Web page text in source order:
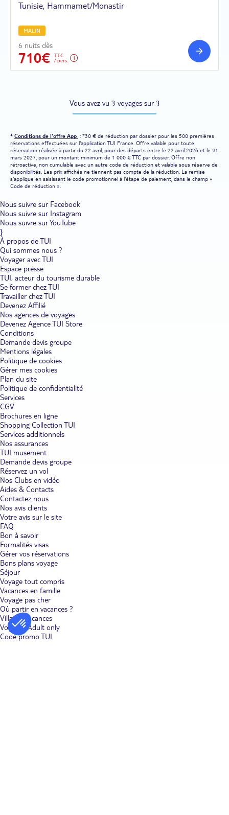
Tunisie, Hammamet/Monastir
MALIN
6 nuits dès
710€
TTC
/ pers.
Vous avez vu 3 voyages sur 3
* Conditions de l'offre App : *30 € de réduction par dossier pour les 500 premières
réservations effectuées sur l'application TUI France. Offre valable pour toute
réservation réalisée à partir du 22 avril, pour des départs entre le 22 avril 2026 et le 31
mars 2027, pour un montant minimum de 1 000 € TTC par dossier. Offre non
rétroactive, non cumulable avec un autre code de réduction et valable sous réserve de
disponibilités. Les prix affichés ne tiennent pas compte de la réduction. La remise
s'applique en saisissant le code promotionnel à l'étape de paiement, dans le champ «
Code de réduction ».
Nous suivre sur Facebook
Nous suivre sur Instagram
Nous suivre sur YouTube
}
À propos de TUI
Qui sommes nous ?
Voyager avec TUI
Espace presse
TUI, acteur du tourisme durable
Se former chez TUI
Travailler chez TUI
Devenez Affilié
Nos agences de voyages
Devenez Agence TUI Store
Conditions
Demande devis groupe
Mentions légales
Politique de cookies
Gérer mes cookies
Plan du site
Politique de confidentialité
Services
CGV
Brochures en ligne
Shopping Collection TUI
Services additionnels
Nos assurances
TUI musement
Demande devis groupe
Réservez un vol
Nos Clubs en vidéo
Aides & Contacts
Contactez nous
Nos avis clients
Votre avis sur le site
FAQ
Bon à savoir
Formalités visas
Gérer vos réservations
Bons plans voyage
Séjour
Voyage tout compris
Vacances en famille
Voyage pas cher
Où partir en vacances ?
Villages vacances
Voyages Adult only
Code promo TUI